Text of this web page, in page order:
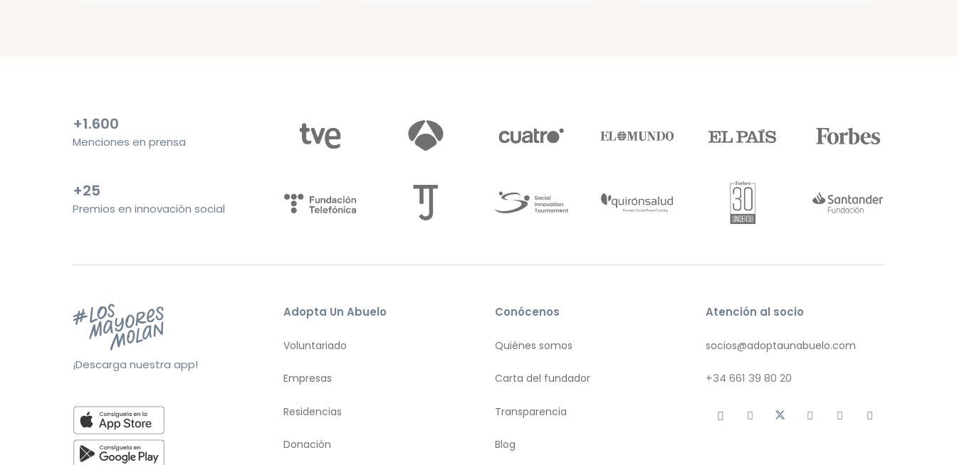
+1.600
Menciones en prensa
+25
Premios en innovación social
¡Descarga nuestra app!
Adopta Un Abuelo
Voluntariado
Empresas
Residencias
Donación
Conócenos
Quiénes somos
Carta del fundador
Transparencia
Blog
Atención al socio
socios@adoptaunabuelo.com
+34 661 39 80 20